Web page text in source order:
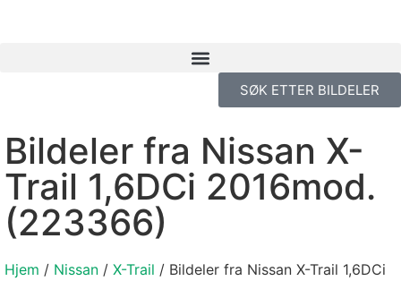
SØK ETTER BILDELER
Bildeler fra Nissan X-
Trail 1,6DCi 2016mod.
(223366)
Hjem / Nissan / X-Trail / Bildeler fra Nissan X-Trail 1,6DCi